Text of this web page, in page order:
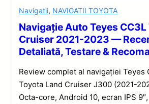
Navigatii, NAVIGATII TOYOTA
Navigație Auto Teyes
Cruiser 2021-2023 —
Detaliată, Testare &
Review complet al navigației Teyes
Toyota Land Cruiser J300 (2021-
Octa-core, Android 10, ecran IPS